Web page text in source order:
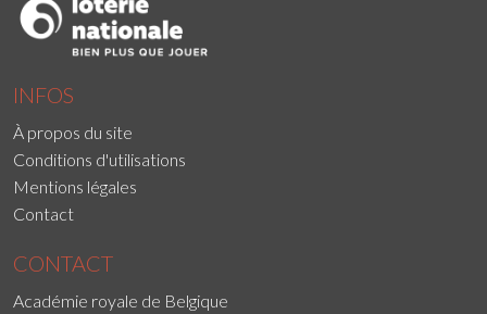
INFOS
À propos du site
Conditions d'utilisations
Mentions légales
Contact
CONTACT
Académie royale de Belgique